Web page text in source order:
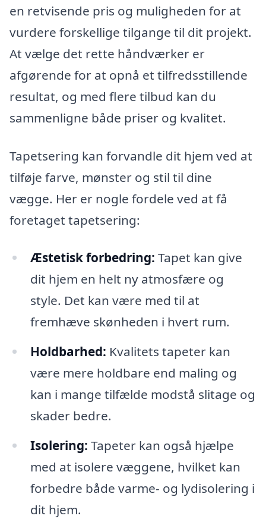
en retvisende pris og muligheden for at
vurdere forskellige tilgange til dit projekt.
At vælge det rette håndværker er
afgørende for at opnå et tilfredsstillende
resultat, og med flere tilbud kan du
sammenligne både priser og kvalitet.
Tapetsering kan forvandle dit hjem ved at
tilføje farve, mønster og stil til dine
vægge. Her er nogle fordele ved at få
foretaget tapetsering:
Æstetisk forbedring: Tapet kan give
dit hjem en helt ny atmosfære og
style. Det kan være med til at
fremhæve skønheden i hvert rum.
Holdbarhed: Kvalitets tapeter kan
være mere holdbare end maling og
kan i mange tilfælde modstå slitage og
skader bedre.
Isolering: Tapeter kan også hjælpe
med at isolere væggene, hvilket kan
forbedre både varme- og lydisolering i
dit hjem.